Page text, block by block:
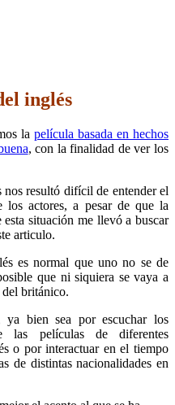
inglés
la película basada en hechos
, con la finalidad de ver los
resultó difícil de entender el
actores, a pesar de que la
situación me llevó a buscar
articulo.
es normal que uno no se de
que ni siquiera se vaya a
británico.
bien sea por escuchar los
las películas de diferentes
o por interactuar en el tiempo
de distintas nacionalidades en